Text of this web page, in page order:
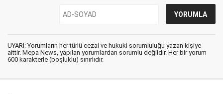
UYARI: Yorumların her türlü cezai ve hukuki sorumluluğu yazan kişiye
aittir. Mepa News, yapılan yorumlardan sorumlu değildir. Her bir yorum
600 karakterle (boşluklu) sınırlıdır.